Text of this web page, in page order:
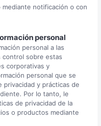
notificación o con
personal
personal a las
control sobre estas
corporativas y
personal que se
privacidad y prácticas de
Por lo tanto, le
de privacidad de la
o productos mediante